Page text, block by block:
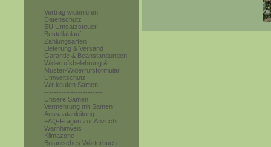
Vertrag widerrufen
Datenschutz
EU Umsatzsteuer
Bestellablauf
Zahlungsarten
Lieferung & Versand
Garantie & Beanstandungen
Widerrufsbelehrung &
Muster-Widerrufsformular
Umweltschutz
Wir kaufen Samen
------------------------
Unsere Samen
Vermehrung mit Samen
Aussaatanleitung
FAQ-Fragen zur Anzucht
Warnhinweis
Klimazone
Botanisches Wörterbuch